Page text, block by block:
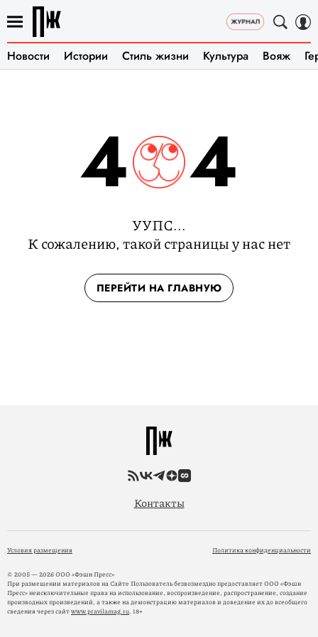
Новости Истории Стиль жизни Культура Вояж
4 4
УУПС...
К сожалению, такой страницы у нас нет
ПЕРЕЙТИ НА ГЛАВНУЮ
Контакты
Условия размещения Политика конфиденциальности
© 2005 — 2026 ООО «Фэшн Пресс»
При размещении материалов на Сайте Пользователь безвозмездно предоставляет ООО «Фэшн
Пресс» неисключительные права на использование, воспроизведение, распространение, создание
производных произведений, а также на демонстрацию материалов и доведение их до всеобщего
сведения через сайтwww.pravilamag.ru. 18+